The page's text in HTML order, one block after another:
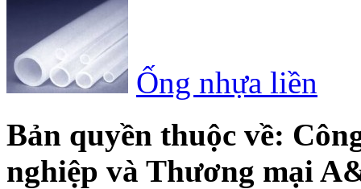
Ống nhựa liền
Bản quyền thuộc về:
nghiệp và Thương mại